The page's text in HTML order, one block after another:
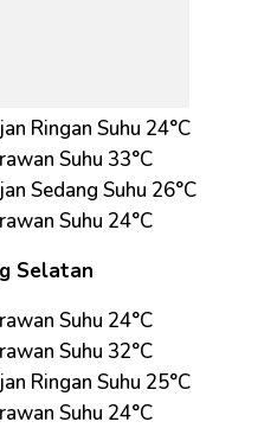
Ringan Suhu 24°C
Suhu 33°C
Sedang Suhu 26°C
Suhu 24°C
Selatan
Suhu 24°C
Suhu 32°C
Ringan Suhu 25°C
Suhu 24°C